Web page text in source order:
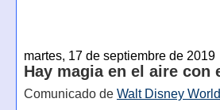
martes, 17 de septiembre de 2019
Hay magia en el aire con
Comunicado de Walt Disney World